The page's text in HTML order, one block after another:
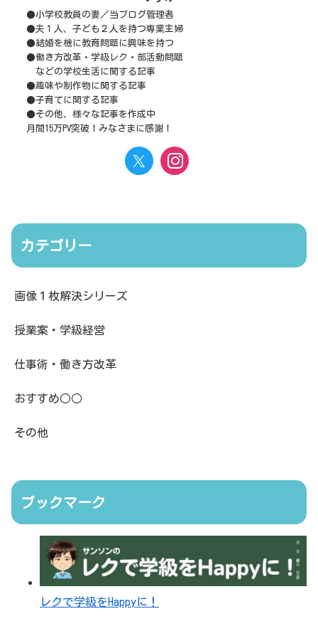
●小学校教員の妻／当ブログ管理者
●夫１人、子ども２人を持つ専業主婦
●結婚を機に教育問題に興味を持つ
●働き方改革・学級レク・部活動問題
などの学校生活に関する記事
●趣味や制作物に関する記事
●子育てに関する記事
●その他、様々な記事を作成中
月間15万PV突破！みなさまに感謝！
カテゴリー
画像１枚解決シリーズ
授業案・学級経営
仕事術・働き方改革
おすすめ○○
その他
ブックマーク
レクで学級をHappyに！